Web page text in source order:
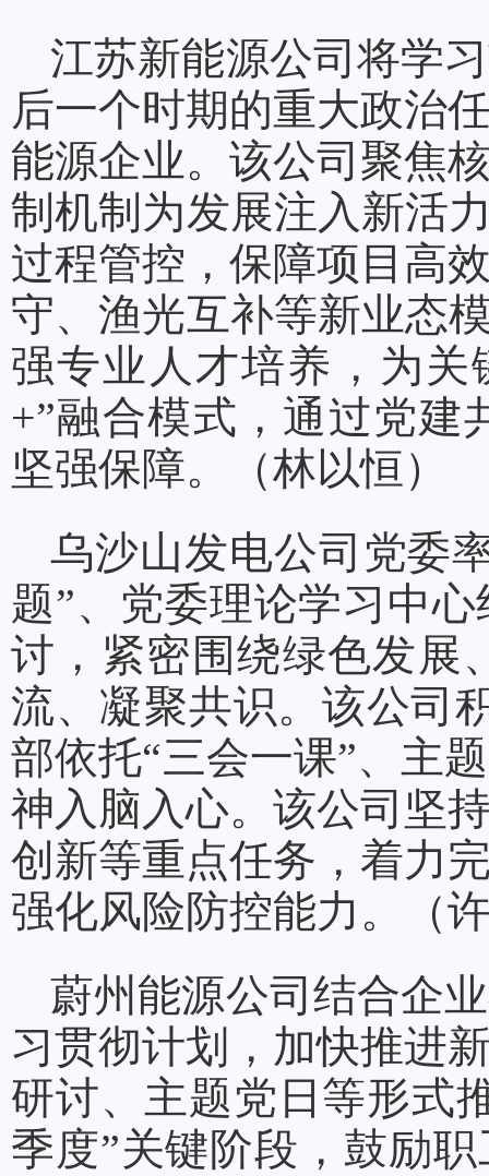
江苏新能源公司将学
后一个时期的重大政治
能源企业。该公司聚焦
制机制为发展注入新活
过程管控，保障项目高
守、渔光互补等新业态
强专业人才培养，为
+”融合模式，通过党建
坚强保障。（林以恒）
乌沙山发电公司党委
题”、党委理论学习中
讨，紧密围绕绿色发展
流、凝聚共识。该公司
部依托“三会一课”、主
神入脑入心。该公司坚
创新等重点任务，着力
强化风险防控能力。（
蔚州能源公司结合企
习贯彻计划，加快推进
研讨、主题党日等形式
季度”关键阶段，鼓励